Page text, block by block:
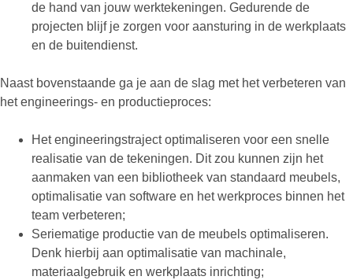
de hand van jouw werktekeningen. Gedurende de
projecten blijf je zorgen voor aansturing in de werkplaats
en de buitendienst.
Naast bovenstaande ga je aan de slag met het verbeteren van
het engineerings- en productieproces:
Het engineeringstraject optimaliseren voor een snelle
realisatie van de tekeningen. Dit zou kunnen zijn het
aanmaken van een bibliotheek van standaard meubels,
optimalisatie van software en het werkproces binnen het
team verbeteren;
Seriematige productie van de meubels optimaliseren.
Denk hierbij aan optimalisatie van machinale,
materiaalgebruik en werkplaats inrichting;